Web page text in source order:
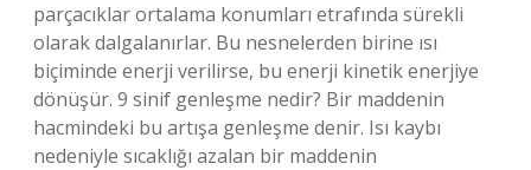
parçacıklar ortalama konumları etrafında sürekli
olarak dalgalanırlar. Bu nesnelerden birine ısı
biçiminde enerji verilirse, bu enerji kinetik enerjiye
dönüşür. 9 sinif genleşme nedir? Bir maddenin
hacmindeki bu artışa genleşme denir. Isı kaybı
nedeniyle sıcaklığı azalan bir maddenin